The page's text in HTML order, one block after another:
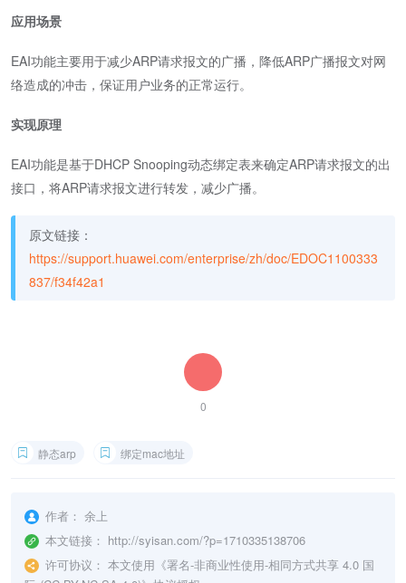
应用场景
EAI功能主要用于减少ARP请求报文的广播，降低ARP广播报文对网
络造成的冲击，保证用户业务的正常运行。
实现原理
EAI功能是基于DHCP Snooping动态绑定表来确定ARP请求报文的出
接口，将ARP请求报文进行转发，减少广播。
原文链接：
https://support.huawei.com/enterprise/zh/doc/EDOC1100333
837/f34f42a1
0
静态arp 绑定mac地址
作者： 余上
本文链接： http://syisan.com/?p=1710335138706
许可协议： 本文使用《署名-非商业性使用-相同方式共享 4.0 国